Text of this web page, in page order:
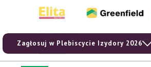
Zagłosuj w Plebiscycie Izydory 2026